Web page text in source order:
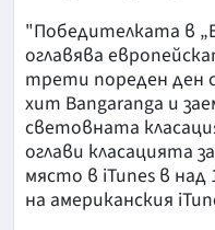
"Победителката в
оглавява
трети пореден ден
хит Bangaranga и
световната
оглави класацията
място в iTunes в над
на американския